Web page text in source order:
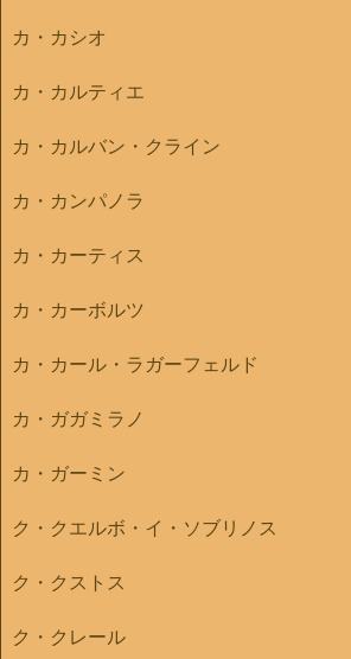
カ・カシオ
カ・カルティエ
カ・カルバン・クライン
カ・カンパノラ
カ・カーティス
カ・カーボルツ
カ・カール・ラガーフェルド
カ・ガガミラノ
カ・ガーミン
ク・クエルボ・イ・ソブリノス
ク・クストス
ク・クレール